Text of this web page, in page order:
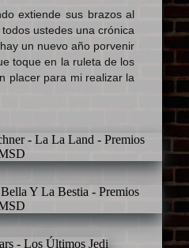
extiende sus brazos al
ustedes una crónica
un nuevo año porvenir
toque en la ruleta de los
placer para mi realizar la